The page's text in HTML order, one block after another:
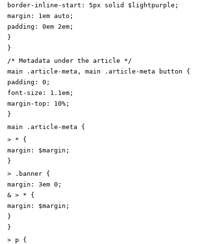
border-inline-start : 5px solid $lightpurple ;
margin : 1 em auto ;
padding : 0em 2em ;
}
}
/* Metadata under the article */
main
. article-meta , main . article-meta button
{
padding : 0 ;
font-size : 1 .1 em ;
margin-top : 10% ;
}
main
. article-meta
{
> *
{
margin : $margin ;
}
>
. banner {
margin : 3em 0 ;
& > *
{
margin : $margin ;
}
}
> p
{